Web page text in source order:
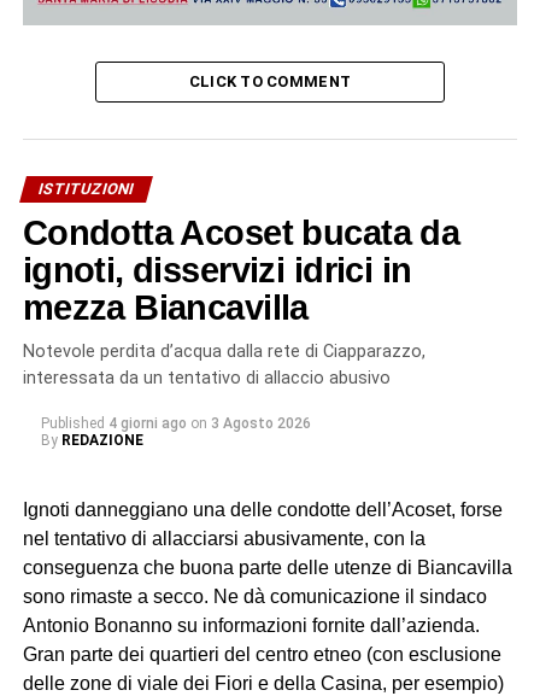
CLICK TO COMMENT
ISTITUZIONI
Condotta Acoset bucata da
ignoti, disservizi idrici in
mezza Biancavilla
Notevole perdita d’acqua dalla rete di Ciapparazzo,
interessata da un tentativo di allaccio abusivo
Published 4 giorni ago on 3 Agosto 2026
By REDAZIONE
Ignoti danneggiano una delle condotte dell’Acoset, forse
nel tentativo di allacciarsi abusivamente, con la
conseguenza che buona parte delle utenze di Biancavilla
sono rimaste a secco. Ne dà comunicazione il sindaco
Antonio Bonanno su informazioni fornite dall’azienda.
Gran parte dei quartieri del centro etneo (con esclusione
delle zone di viale dei Fiori e della Casina, per esempio)